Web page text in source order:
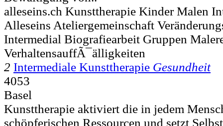
alleseins.ch Kunsttherapie Kinder Malen
Alleseins Ateliergemeinschaft
Intermedial Biografiearbeit Gruppen
VerhaltensauffÃ¯älligkeiten
2 Intermediale Kunsttherapie Gesundheit
4053
Basel
Kunsttherapie aktiviert die in jedem
schöpferischen Ressourcen und setzt